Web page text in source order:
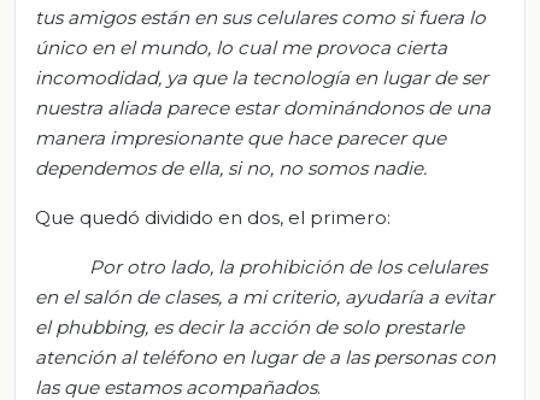
tus amigos están en sus celulares como si fuera lo
único en el mundo, lo cual me provoca cierta
incomodidad, ya que la tecnología en lugar de ser
nuestra aliada parece estar dominándonos de una
manera impresionante que hace parecer que
dependemos de ella, si no, no somos nadie.
Que quedó dividido en dos, el primero:
Por otro lado, la prohibición de los celulares
en el salón de clases, a mi criterio, ayudaría a evitar
elphubbing, es decir la acción de solo prestarle
atención al teléfono en lugar de a las personas con
las que estamos acompañados.